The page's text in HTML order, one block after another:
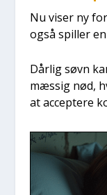
Nu viser ny
også spil­ler
Dår­lig søvn
mæs­sig nød,
at accep­te­re